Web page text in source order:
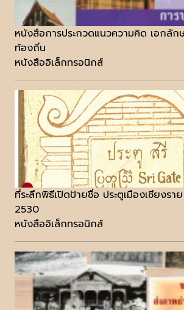
หนังสือการประกวดแนวความคิด เอกลั
ท้องถิ่น
หนังสืออิเล็กทรอนิกส์
ที่ระลึกพิธีเปิดป้ายชื่อ ประตูเมืองเชียงรา
2530
หนังสืออิเล็กทรอนิกส์